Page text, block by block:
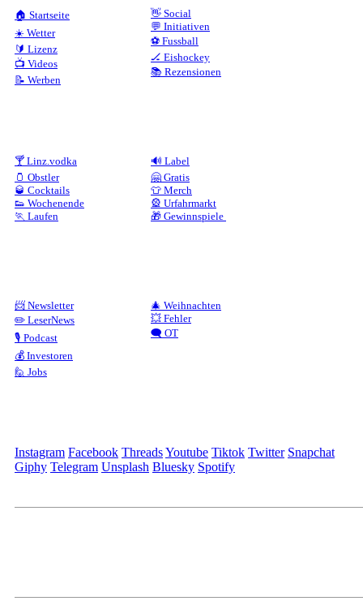
🏠 Startseite
☀️ Wetter
🔰 Lizenz
📺 Videos
📝 Werben
👋 Social
💬 Initiativen
⚽ Fussball
🏒 Eishockey
📚 Rezensionen
🍸 Linz.vodka
🫙 Obstler
🥃 Cocktails
👟 Wochenende
🏃 Laufen
🔊 Label
🤗 Gratis
👕 Merch
🎡 Urfahrmarkt
🎁 Gewinnspiele
📨 Newsletter
✏️ LeserNews
🎙️ Podcast
💰 Investoren
🙋 Jobs
🎄 Weihnachten
💥 Fehler
🗨️ OT
Instagram Facebook ThreadsYoutube Tiktok Twitter Snapchat
Giphy Telegram Unsplash Bluesky Spotify